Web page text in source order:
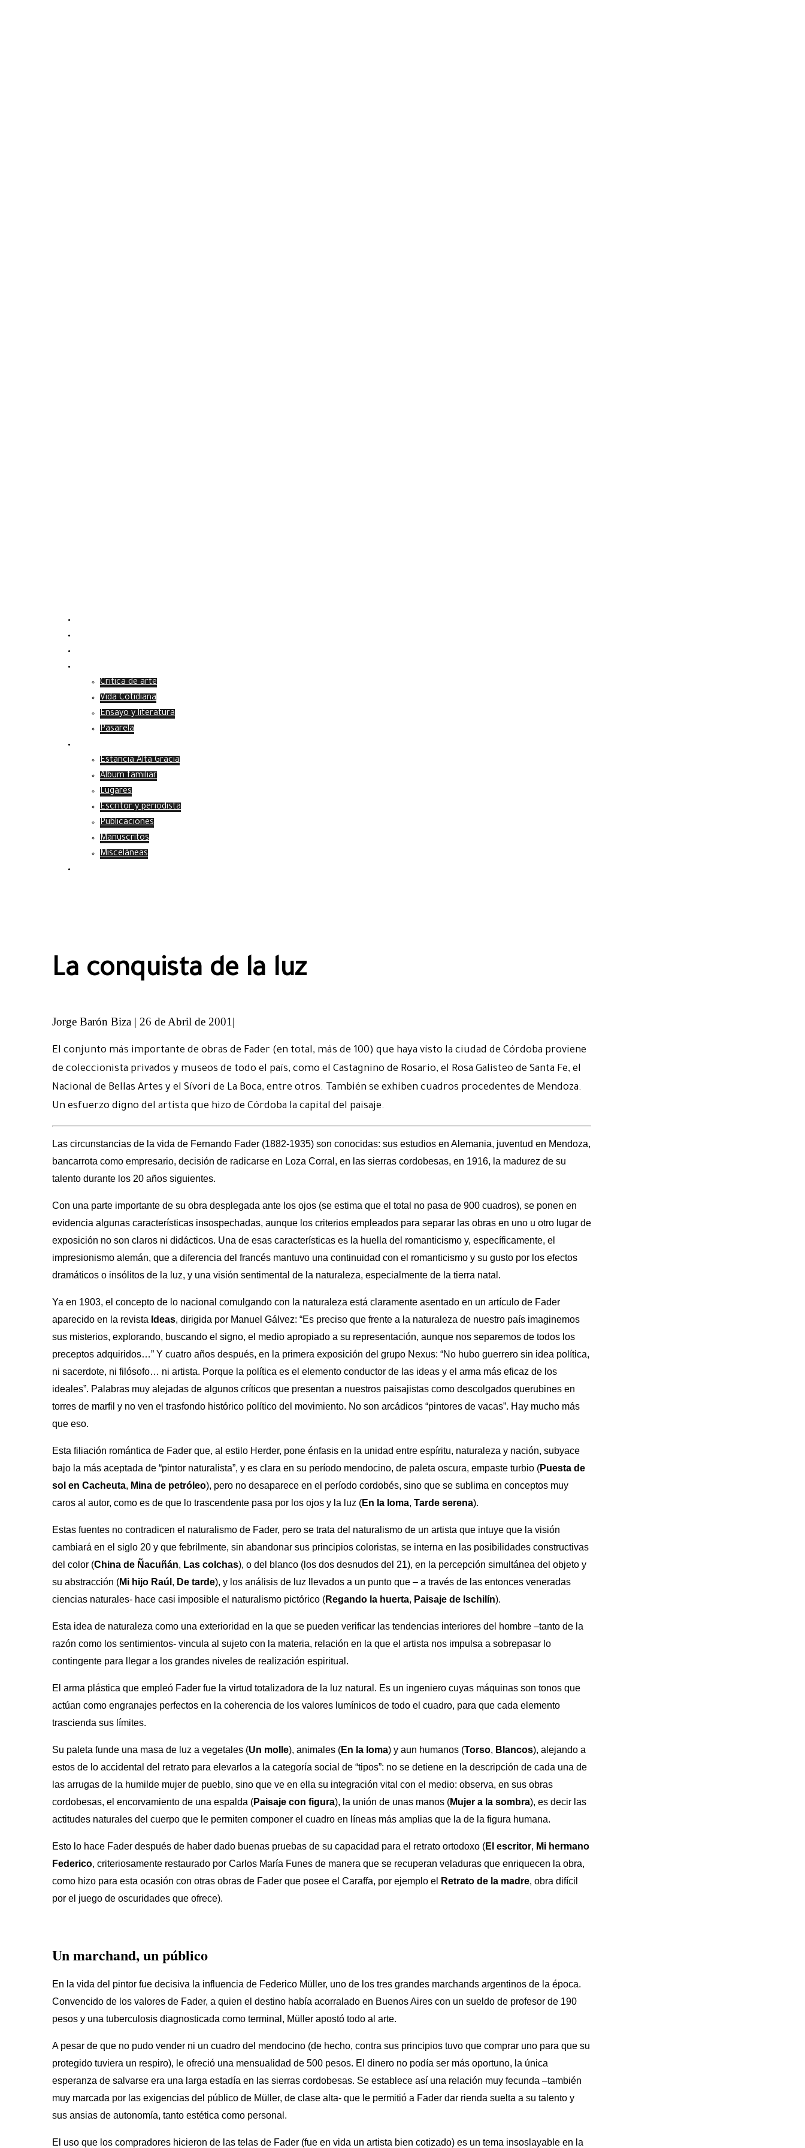
Critica de arte
Vida Cotidiana
Ensayo y literatura
Pasarela
Estancia Alta Gracia
Álbum familiar
Lugares
Escritor y periodista
Publicaciones
Manuscritos
Misceláneas
La conquista de la luz
Jorge Barón Biza | 26 de Abril de 2001|
El conjunto más importante de obras de Fader (en total, más de 100) que haya visto la ciudad de Córdoba proviene
de coleccionista privados y museos de todo el país, como el Castagnino de Rosario, el Rosa Galisteo de Santa Fe, el
Nacional de Bellas Artes y el Sívori de La Boca, entre otros. También se exhiben cuadros procedentes de Mendoza.
Un esfuerzo digno del artista que hizo de Córdoba la capital del paisaje.
Las circunstancias de la vida de Fernando Fader (1882-1935) son conocidas: sus estudios en Alemania, juventud en Mendoza,
bancarrota como empresario, decisión de radicarse en Loza Corral, en las sierras cordobesas, en 1916, la madurez de su
talento durante los 20 años siguientes.
Con una parte importante de su obra desplegada ante los ojos (se estima que el total no pasa de 900 cuadros), se ponen en
evidencia algunas características insospechadas, aunque los criterios empleados para separar las obras en uno u otro lugar de
exposición no son claros ni didácticos. Una de esas características es la huella del romanticismo y, específicamente, el
impresionismo alemán, que a diferencia del francés mantuvo una continuidad con el romanticismo y su gusto por los efectos
dramáticos o insólitos de la luz, y una visión sentimental de la naturaleza, especialmente de la tierra natal.
Ya en 1903, el concepto de lo nacional comulgando con la naturaleza está claramente asentado en un artículo de Fader
aparecido en la revista Ideas, dirigida por Manuel Gálvez: “Es preciso que frente a la naturaleza de nuestro país imaginemos
sus misterios, explorando, buscando el signo, el medio apropiado a su representación, aunque nos separemos de todos los
preceptos adquiridos…” Y cuatro años después, en la primera exposición del grupo Nexus: “No hubo guerrero sin idea política,
ni sacerdote, ni filósofo… ni artista. Porque la política es el elemento conductor de las ideas y el arma más eficaz de los
ideales”. Palabras muy alejadas de algunos críticos que presentan a nuestros paisajistas como descolgados querubines en
torres de marfil y no ven el trasfondo histórico político del movimiento. No son arcádicos “pintores de vacas”. Hay mucho más
que eso.
Esta filiación romántica de Fader que, al estilo Herder, pone énfasis en la unidad entre espíritu, naturaleza y nación, subyace
bajo la más aceptada de “pintor naturalista”, y es clara en su período mendocino, de paleta oscura, empaste turbio (Puesta de
sol en Cacheuta, Mina de petróleo), pero no desaparece en el período cordobés, sino que se sublima en conceptos muy
caros al autor, como es de que lo trascendente pasa por los ojos y la luz (En la loma, Tarde serena).
Estas fuentes no contradicen el naturalismo de Fader, pero se trata del naturalismo de un artista que intuye que la visión
cambiará en el siglo 20 y que febrilmente, sin abandonar sus principios coloristas, se interna en las posibilidades constructivas
del color (China de Ñacuñán, Las colchas), o del blanco (los dos desnudos del 21), en la percepción simultánea del objeto y
su abstracción (Mi hijo Raúl , De tarde), y los análisis de luz llevados a un punto que – a través de las entonces veneradas
ciencias naturales- hace casi imposible el naturalismo pictórico (Regando la huerta, Paisaje de Ischilín).
Esta idea de naturaleza como una exterioridad en la que se pueden verificar las tendencias interiores del hombre –tanto de la
razón como los sentimientos- vincula al sujeto con la materia, relación en la que el artista nos impulsa a sobrepasar lo
contingente para llegar a los grandes niveles de realización espiritual.
El arma plástica que empleó Fader fue la virtud totalizadora de la luz natural. Es un ingeniero cuyas máquinas son tonos que
actúan como engranajes perfectos en la coherencia de los valores lumínicos de todo el cuadro, para que cada elemento
trascienda sus límites.
Su paleta funde una masa de luz a vegetales (Un molle), animales (En la loma) y aun humanos (Torso, Blancos), alejando a
estos de lo accidental del retrato para elevarlos a la categoría social de “tipos”: no se detiene en la descripción de cada una de
las arrugas de la humilde mujer de pueblo, sino que ve en ella su integración vital con el medio: observa, en sus obras
cordobesas, el encorvamiento de una espalda (Paisaje con figura), la unión de unas manos (Mujer a la sombra), es decir las
actitudes naturales del cuerpo que le permiten componer el cuadro en líneas más amplias que la de la figura humana.
Esto lo hace Fader después de haber dado buenas pruebas de su capacidad para el retrato ortodoxo (El escritor, Mi hermano
Federico, criteriosamente restaurado por Carlos María Funes de manera que se recuperan veladuras que enriquecen la obra,
como hizo para esta ocasión con otras obras de Fader que posee el Caraffa, por ejemplo el
Retrato de la madre, obra difícil
por el juego de oscuridades que ofrece).
Un marchand, un público
En la vida del pintor fue decisiva la influencia de Federico Müller, uno de los tres grandes marchands argentinos de la época.
Convencido de los valores de Fader, a quien el destino había acorralado en Buenos Aires con un sueldo de profesor de 190
pesos y una tuberculosis diagnosticada como terminal, Müller apostó todo al arte.
A pesar de que no pudo vender ni un cuadro del mendocino (de hecho, contra sus principios tuvo que comprar uno para que su
protegido tuviera un respiro), le ofreció una mensualidad de 500 pesos. El dinero no podía ser más oportuno, la única
esperanza de salvarse era una larga estadía en las sierras cordobesas. Se establece así una relación muy fecunda –también
muy marcada por las exigencias del público de Müller, de clase alta- que le permitió a Fader dar rienda suelta a su talento y
sus ansias de autonomía, tanto estética como personal.
El uso que los compradores hicieron de las telas de Fader (fue en vida un artista bien cotizado) es un tema insoslayable en la